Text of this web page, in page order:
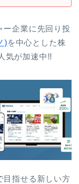
ー企業に先回り投
)を中心とした株
気が加速中!!
目指せる新しい方